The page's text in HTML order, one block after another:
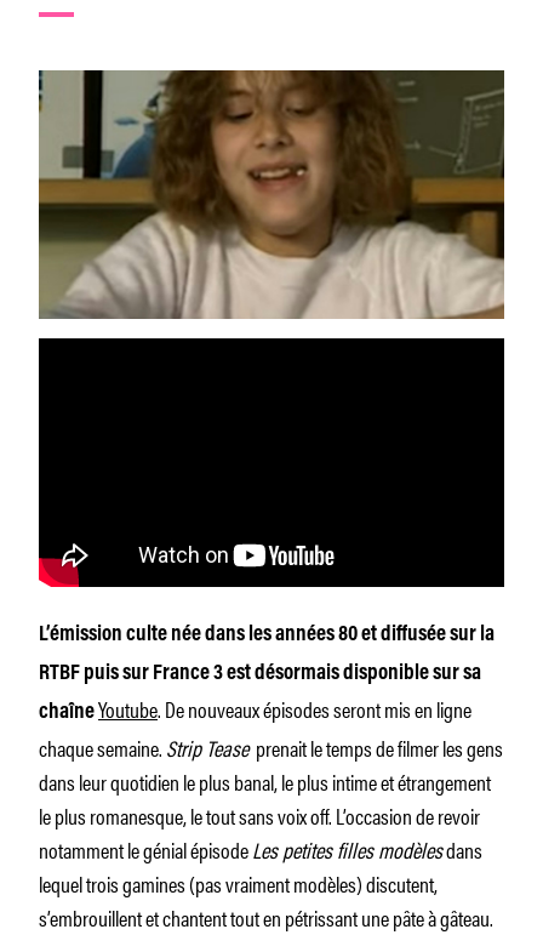
L’émission culte née dans les années 80 et diffusée sur la
RTBF puis sur France 3 est désormais disponible sur sa
chaîneYoutube. De nouveaux épisodes seront mis en ligne
chaque semaine.Strip Teaseprenait le temps de filmer les gens
dans leur quotidien le plus banal, le plus intime et étrangement
le plus romanesque, le tout sans voix off. L’occasion de revoir
notamment le génial épisodeLes petites filles modèlesdans
lequel trois gamines (pas vraiment modèles) discutent,
s’embrouillent et chantent tout en pétrissant une pâte à gâteau.